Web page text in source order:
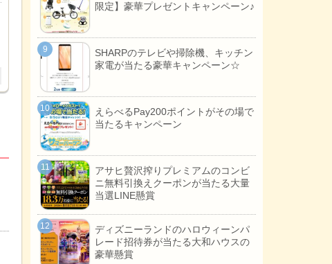
限定】豪華プレゼントキャンペーン♪
SHARPのテレビや掃除機、キッチン
家電が当たる豪華キャンペーン☆
えらべるPay200ポイントがその場で
当たるキャンペーン
アサヒ贅沢搾りプレミアムのコンビ
ニ無料引換えクーポンが当たる大量
当選LINE懸賞
ディズニーランドのハロウィーンパ
レード招待券が当たる大和ハウスの
豪華懸賞